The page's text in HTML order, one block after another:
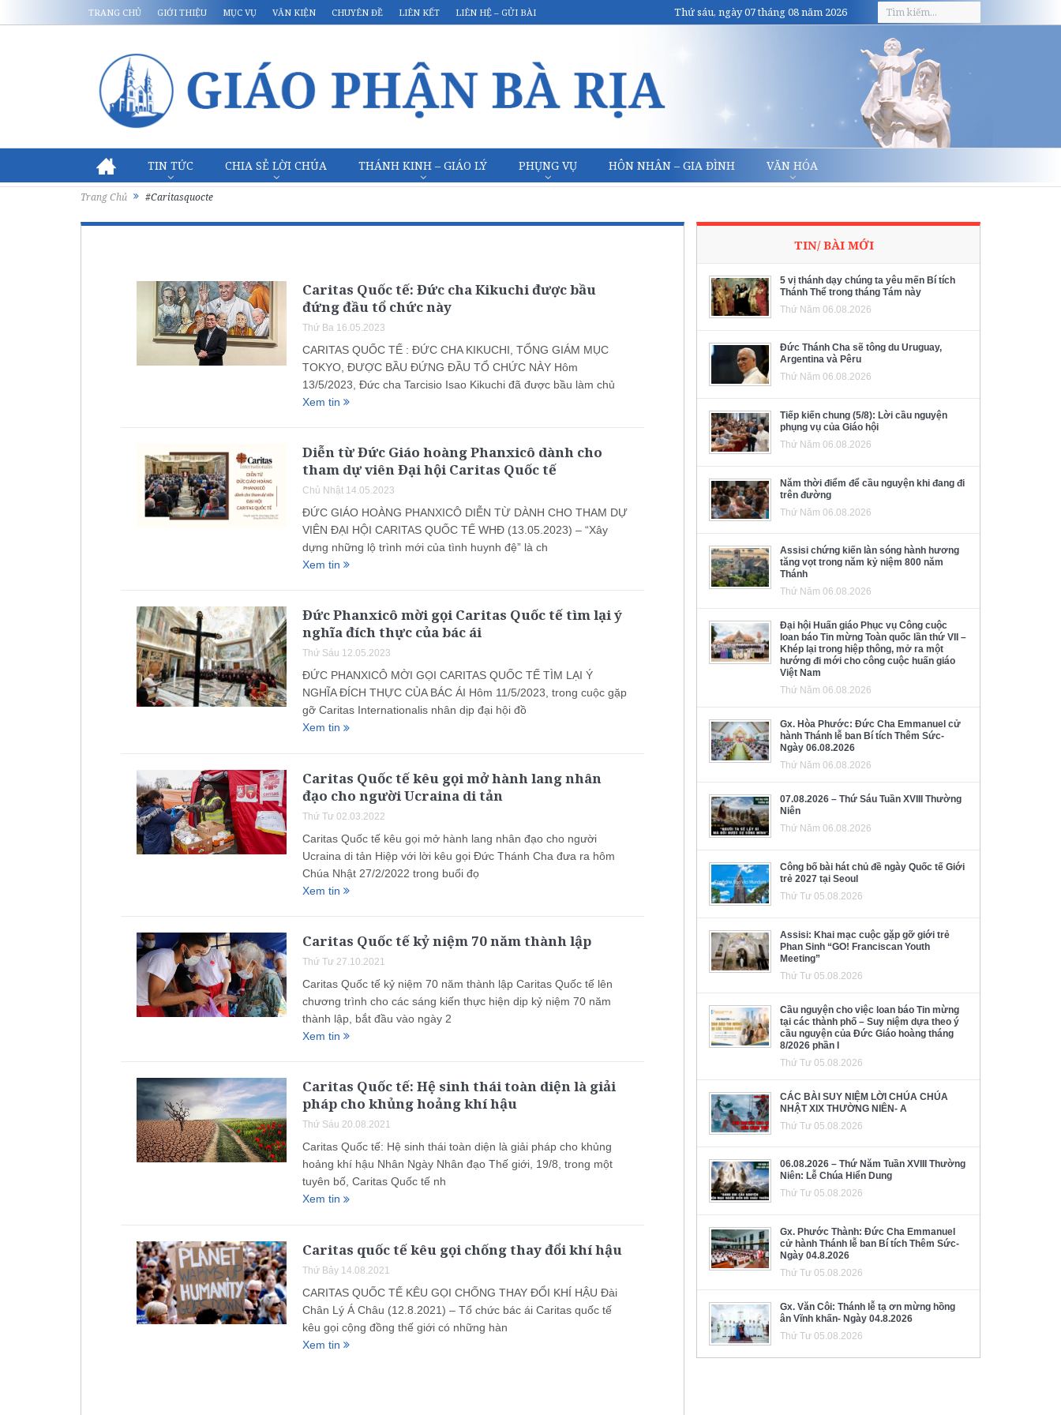
TRANG CHỦ GIỚI THIỆU MỤC VỤ VĂN KIỆN CHUYÊN ĐỀ LIÊN KẾT LIÊN HỆ – GỬI BÀI Thứ sáu, ngày 07 tháng 08 năm 2026
TIN TỨC CHIA SẺ LỜI CHÚA THÁNH KINH – GIÁO LÝ PHỤNG VỤ HÔN NHÂN – GIA ĐÌNH VĂN HÓA
Trang Chủ #Caritasquocte
Caritas Quốc tế: Đức cha Kikuchi được bầu
đứng đầu tổ chức này
Thứ Ba 16.05.2023
CARITAS QUỐC TẾ : ĐỨC CHA KIKUCHI, TỔNG GIÁM MỤC
TOKYO, ĐƯỢC BẦU ĐỨNG ĐẦU TỔ CHỨC NÀY Hôm
13/5/2023, Đức cha Tarcisio Isao Kikuchi đã được bầu làm chủ
Xem tin
Diễn từ Đức Giáo hoàng Phanxicô dành cho
tham dự viên Đại hội Caritas Quốc tế
Chủ Nhật 14.05.2023
ĐỨC GIÁO HOÀNG PHANXICÔ DIỄN TỪ DÀNH CHO THAM DỰ
VIÊN ĐẠI HỘI CARITAS QUỐC TẾ WHĐ (13.05.2023) – “Xây
dựng những lộ trình mới của tình huynh đệ” là ch
Xem tin
Đức Phanxicô mời gọi Caritas Quốc tế tìm lại ý
nghĩa đích thực của bác ái
Thứ Sáu 12.05.2023
ĐỨC PHANXICÔ MỜI GỌI CARITAS QUỐC TẾ TÌM LẠI Ý
NGHĨA ĐÍCH THỰC CỦA BÁC ÁI Hôm 11/5/2023, trong cuộc gặp
gỡ Caritas Internationalis nhân dịp đại hội đồ
Xem tin
Caritas Quốc tế kêu gọi mở hành lang nhân
đạo cho người Ucraina di tản
Thứ Tư 02.03.2022
Caritas Quốc tế kêu gọi mở hành lang nhân đạo cho người
Ucraina di tản Hiệp với lời kêu gọi Đức Thánh Cha đưa ra hôm
Chúa Nhật 27/2/2022 trong buổi đọ
Xem tin
Caritas Quốc tế kỷ niệm 70 năm thành lập
Thứ Tư 27.10.2021
Caritas Quốc tế kỷ niệm 70 năm thành lập Caritas Quốc tế lên
chương trình cho các sáng kiến thực hiện dịp kỷ niệm 70 năm
thành lập, bắt đầu vào ngày 2
Xem tin
Caritas Quốc tế: Hệ sinh thái toàn diện là giải
pháp cho khủng hoảng khí hậu
Thứ Sáu 20.08.2021
Caritas Quốc tế: Hệ sinh thái toàn diện là giải pháp cho khủng
hoảng khí hậu Nhân Ngày Nhân đạo Thế giới, 19/8, trong một
tuyên bố, Caritas Quốc tế nh
Xem tin
Caritas quốc tế kêu gọi chống thay đổi khí hậu
Thứ Bảy 14.08.2021
CARITAS QUỐC TẾ KÊU GỌI CHỐNG THAY ĐỔI KHÍ HẬU Đài
Chân Lý Á Châu (12.8.2021) – Tổ chức bác ái Caritas quốc tế
kêu gọi cộng đồng thế giới có những hàn
Xem tin
TIN/ BÀI MỚI
5 vị thánh dạy chúng ta yêu mến Bí tích
Thánh Thể trong tháng Tám này
Thứ Năm 06.08.2026
Đức Thánh Cha sẽ tông du Uruguay,
Argentina và Pêru
Thứ Năm 06.08.2026
Tiếp kiến chung (5/8): Lời cầu nguyện
phụng vụ của Giáo hội
Thứ Năm 06.08.2026
Năm thời điểm để cầu nguyện khi đang đi
trên đường
Thứ Năm 06.08.2026
Assisi chứng kiến làn sóng hành hương
tăng vọt trong năm kỷ niệm 800 năm
Thánh
Thứ Năm 06.08.2026
Đại hội Huấn giáo Phục vụ Công cuộc
loan báo Tin mừng Toàn quốc lần thứ VII –
Khép lại trong hiệp thông, mở ra một
hướng đi mới cho công cuộc huấn giáo
Việt Nam
Thứ Năm 06.08.2026
Gx. Hòa Phước: Đức Cha Emmanuel cử
hành Thánh lễ ban Bí tích Thêm Sức-
Ngày 06.08.2026
Thứ Năm 06.08.2026
07.08.2026 – Thứ Sáu Tuần XVIII Thường
Niên
Thứ Năm 06.08.2026
Công bố bài hát chủ đề ngày Quốc tế Giới
trẻ 2027 tại Seoul
Thứ Tư 05.08.2026
Assisi: Khai mạc cuộc gặp gỡ giới trẻ
Phan Sinh “GO! Franciscan Youth
Meeting”
Thứ Tư 05.08.2026
Cầu nguyện cho việc loan báo Tin mừng
tại các thành phố – Suy niệm dựa theo ý
cầu nguyện của Đức Giáo hoàng tháng
8/2026 phần I
Thứ Tư 05.08.2026
CÁC BÀI SUY NIỆM LỜI CHÚA CHÚA
NHẬT XIX THƯỜNG NIÊN- A
Thứ Tư 05.08.2026
06.08.2026 – Thứ Năm Tuần XVIII Thường
Niên: Lễ Chúa Hiển Dung
Thứ Tư 05.08.2026
Gx. Phước Thành: Đức Cha Emmanuel
cử hành Thánh lễ ban Bí tích Thêm Sức-
Ngày 04.8.2026
Thứ Tư 05.08.2026
Gx. Văn Côi: Thánh lễ tạ ơn mừng hồng
ân Vĩnh khấn- Ngày 04.8.2026
Thứ Tư 05.08.2026